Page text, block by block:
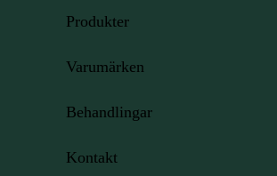
Produkter
Varumärken
Behandlingar
Kontakt